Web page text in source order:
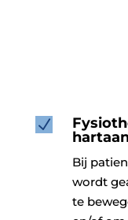
N
Bij
wordt
te